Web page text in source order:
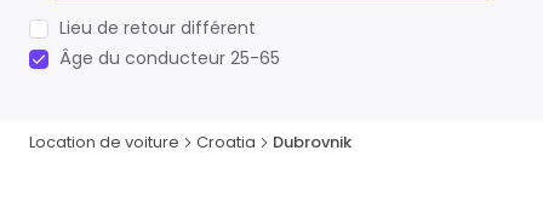
Lieu de retour différent
Âge du conducteur 25-65
Location de voiture Croatia Dubrovnik